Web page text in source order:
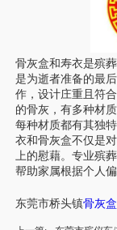
骨灰盒和寿衣是殡
是为逝者准备的最
作，设计庄重且符
的骨灰，有多种材
每种材质都有其独
衣和骨灰盒不仅是
上的慰藉。专业殡
帮助家属根据个人
东莞市桥头镇骨灰